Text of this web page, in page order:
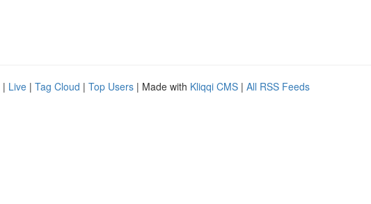
| Live | Tag Cloud | Top Users | Made with Kliqqi CMS | All RSS Feeds